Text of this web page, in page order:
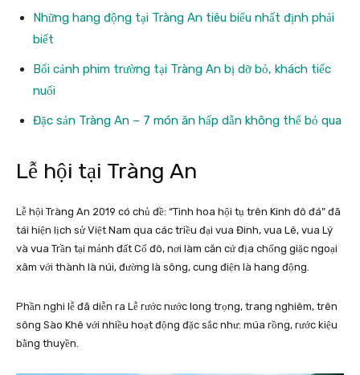
Những hang động tại Tràng An tiêu biểu nhất định phải
biết
Bối cảnh phim trường tại Tràng An bị dỡ bỏ, khách tiếc
nuối
Đặc sản Tràng An – 7 món ăn hấp dẫn không thể bỏ qua
Lễ hội tại Tràng An
Lễ hội Tràng An 2019 có chủ đề: “Tinh hoa hội tụ trên Kinh đô đá” đã
tái hiện lịch sử Việt Nam qua các triều đại vua Đinh, vua Lê, vua Lý
và vua Trần tại mảnh đất Cố đô, nơi làm căn cứ địa chống giặc ngoại
xâm với thành là núi, đường là sông, cung điện là hang động.
Phần nghi lễ đã diễn ra Lễ rước nước long trọng, trang nghiêm, trên
sông Sào Khê với nhiều hoạt động đặc sắc như: múa rồng, rước kiệu
bằng thuyền.